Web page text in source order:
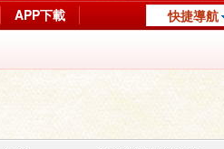
快捷導航
APP下載